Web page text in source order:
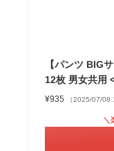
【パンツ BIG
12枚 男女共用
¥935 （2025/07/08
＼